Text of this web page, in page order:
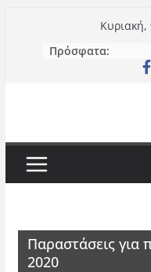
περιεχόμενο
Πρόσφατα:
Παραστάσεις για
2020